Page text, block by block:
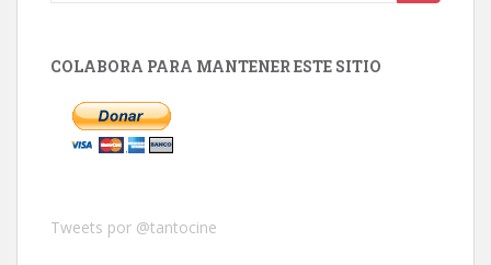
COLABORA PARA MANTENER ESTE SITIO
Tweets por @tantocine